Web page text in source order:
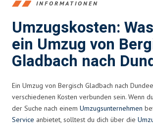
INFORMATIONEN
Umzugskosten:
ein Umzug von
Gladbach nach
Ein Umzug von Bergisch Gladbach nach
verschiedenen Kosten verbunden sein. Wenn
der Suche nach einem Umzugsunternehmen
Service anbietet, solltest du dich über die